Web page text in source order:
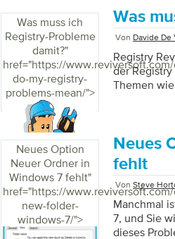
Was muss ich
Registry-Probleme
damit?"
href="https://
do-my-registry-
problems-mean/">
Was
Von Davide De
Registry
der
Themen
Programme
Weise
ohne das
Reviver
zu
Neues Option
Neuer Ordner in
Windows 7 fehlt"
href="https://
new-folder-
windows-7/">
Neues
fehlt
Von Steve
Manchmal
7, und Sie
dieses